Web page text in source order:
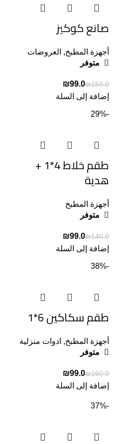
صانع كوكيز
أجهزة المطبخ, العروضات
متوفر
₪150.0
₪99.0
إضافة إلى السلة
-29%
طقم خلاط 4*1 +
هدية
أجهزة المطبخ
متوفر
₪140.0
₪99.0
إضافة إلى السلة
-38%
طقم سكاكين 6*1
أجهزة المطبخ, ادوات منزلية
متوفر
₪160.0
₪99.0
إضافة إلى السلة
-37%